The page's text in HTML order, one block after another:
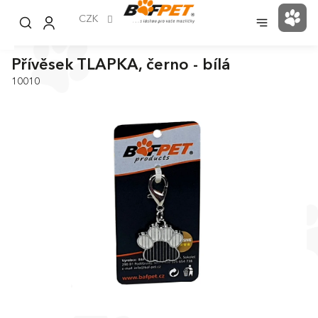
CZK
Přívěsek TLAPKA, černo - bílá
10010